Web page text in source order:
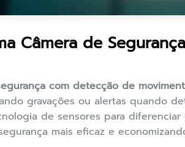
Câmera de
com detecção de
gravações ou alertas quando
de sensores para
mais eficaz e